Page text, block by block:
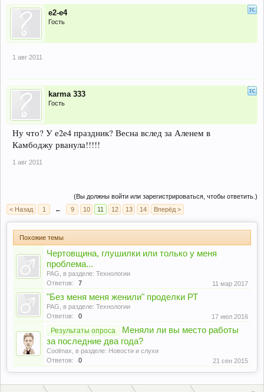
е2-е4
Гость
1 авг 2011
karma 333
Гость
Ну что? У е2е4 праздник? Весна вслед за Аленем в
Камбоджу рванула!!!!!
1 авг 2011
(Вы должны войти или зарегистрироваться, чтобы ответить.)
< Назад
1 ← 9 10 11 12 13 14 Вперёд >
Похожие темы
Чертовщина, глушилки или только у меня
проблема...
PAG , в разделе: Технологии
Ответов:
7 11 мар 2017
"Без меня меня женили" проделки РТ
PAG , в разделе: Технологии
Ответов:
0 17 июл 2016
Результаты опроса
Меняли ли вы место работы
за последние два года?
Coolmax , в разделе: Новости и слухи
Ответов:
0 21 сен 2015